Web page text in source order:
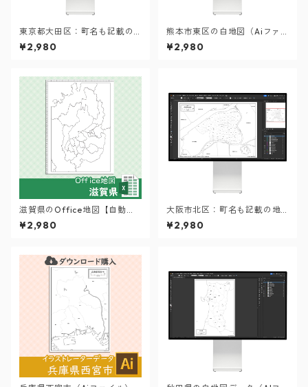
東京都大田区：町名も記載の
地図データ（PDF・Aiファイ
ル）
¥2,980
熊本市東区の白地図（Aiファ
イル）
¥2,980
滋賀県のOffice地図【自動色
塗り機能付き】
¥2,980
大阪市北区：町名も記載の地
図データ（PDF・Aiファイ
ル）
¥2,980